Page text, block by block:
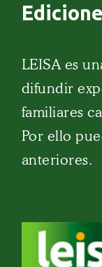
LEISA es
difundir
familiares
Por ello
anteriores.